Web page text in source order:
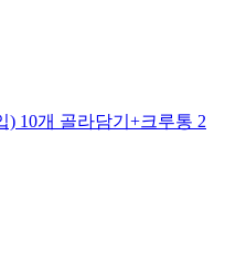
) 10개 골라담기+크루통 2